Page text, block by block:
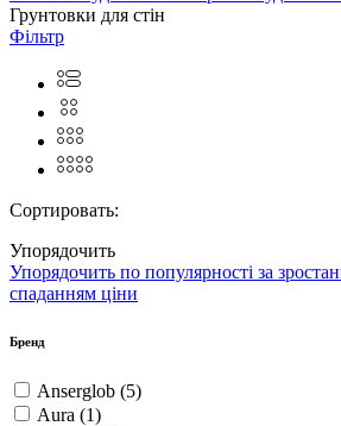
Укр
Грунтовки для стін
Фільтр
Сортировать:
Упорядочить
Бренд